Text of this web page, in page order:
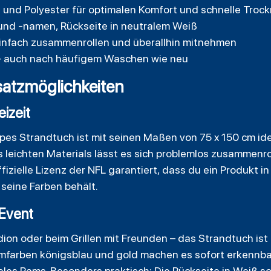
Polyester für optimalen Komfort und schnelle
-namen, Rückseite in neutralem Weiß
zusammenrollen und überallhin mitnehmen
nach häufigem Waschen wie neu
Strandtuch ist mit seinen Maßen von 75 x 150 cm
leichten Materials lässt es sich problemlos
Lizenz der NFL garantiert, dass du ein Produkt
Farben behält.
oder beim Grillen mit Freunden – das Strandtuch
königsblau und gold machen es sofort